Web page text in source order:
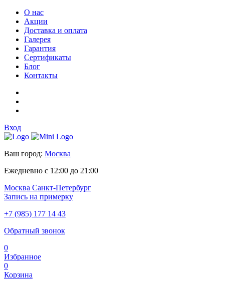
О нас
Акции
Доставка и оплата
Галерея
Гарантия
Сертификаты
Блог
Контакты
Вход
Ваш город: Москва
Ежедневно с 12:00 до 21:00
Москва Санкт-Петербург
Запись на примерку
+7 (985) 177 14 43
Обратный звонок
0
Избранное
0
Корзина